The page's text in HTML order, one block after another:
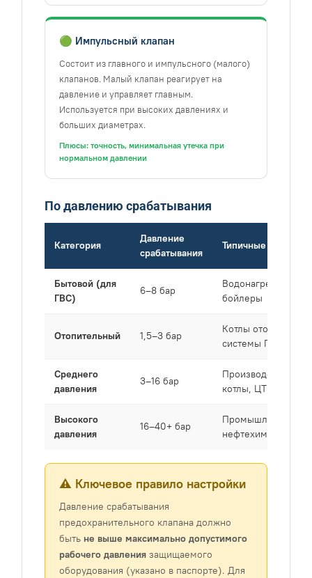
🟢 Импульсный клапан
Состоит из главного и импульсного (малого)
клапанов. Малый клапан реагирует на
давление и управляет главным.
Используется при высоких давлениях и
больших диаметрах.
Плюсы: точность, минимальная утечка при
нормальном давлении
По давлению срабатывания
Категория
Давление
срабатывания
Типичные объекты
Бытовой (для
ГВС)
6–8 бар
Водонагреватели,
бойлеры
Отопительный 1,5–3 бар
Котлы отопления,
системы ГВС
Среднего
давления
3–16 бар
Производственные
котлы, ЦТП
Высокого
давления
16–40+ бар
Промышленность,
нефтехимия
⚠️ Ключевое правило настройки
Давление срабатывания
предохранительного клапана должно
быть не выше максимально допустимого
рабочего давления защищаемого
оборудования (указано в паспорте). Для